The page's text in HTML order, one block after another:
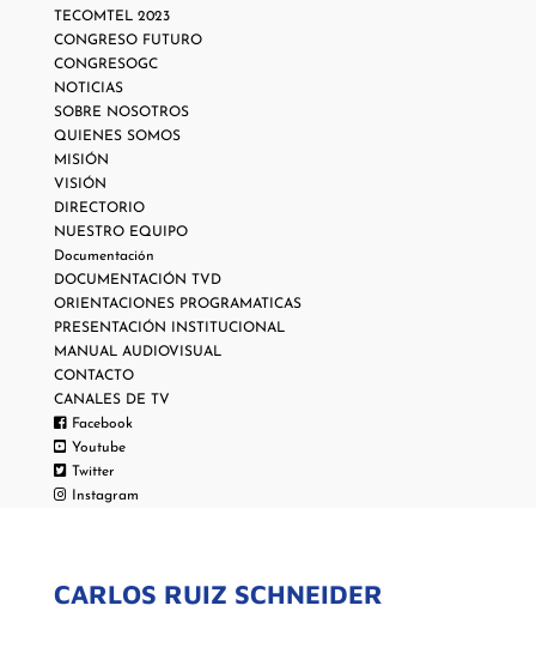
TECOMTEL 2023
CONGRESO FUTURO
CONGRESOGC
NOTICIAS
SOBRE NOSOTROS
QUIENES SOMOS
MISIÓN
VISIÓN
DIRECTORIO
NUESTRO EQUIPO
Documentación
DOCUMENTACIÓN TVD
ORIENTACIONES PROGRAMATICAS
PRESENTACIÓN INSTITUCIONAL
MANUAL AUDIOVISUAL
CONTACTO
CANALES DE TV
Facebook
Youtube
Twitter
Instagram
CARLOS RUIZ SCHNEIDER